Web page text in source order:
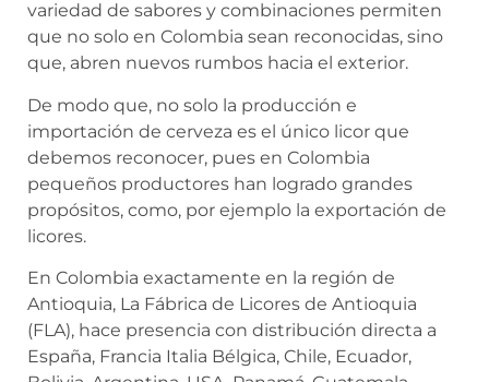
variedad de sabores y combinaciones permiten
que no solo en Colombia sean reconocidas, sino
que, abren nuevos rumbos hacia el exterior.
De modo que, no solo la producción e
importación de cerveza es el único licor que
debemos reconocer, pues en Colombia
pequeños productores han logrado grandes
propósitos, como, por ejemplo la exportación de
licores.
En Colombia exactamente en la región de
Antioquia, La Fábrica de Licores de Antioquia
(FLA), hace presencia con distribución directa a
España, Francia Italia Bélgica, Chile, Ecuador,